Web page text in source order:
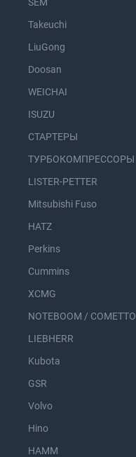
Takeuchi
LiuGong
Doosan
WEICHAI
ISUZU
СТАРТЕРЫ
ТУРБОКОМПРЕССОРЫ
LISTER-PETTER
Mitsubishi Fuso
HATZ
Perkins
Cummins
XCMG
NOTEBOOM / COMETTO
LIEBHERR
Kubota
GSR
Volvo
Hino
HAMM